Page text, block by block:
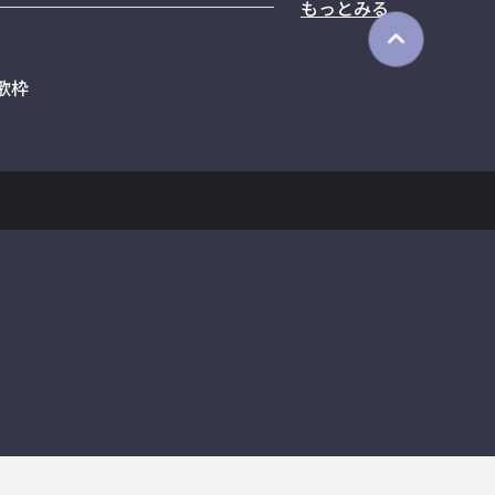
もっとみる
枠